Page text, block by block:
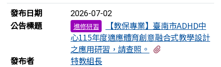
發布日期
2026-07-02
公告標題 進修研習
【教保專業】臺南市ADHD中
心115年度適應體育創意融合式教學設計
之應用研習，請查照。
發布者
特教組長